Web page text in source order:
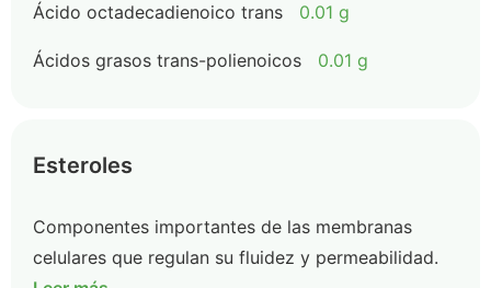
Ácido octadecadienoico trans 0.01 g
Ácidos grasos trans-polienoicos 0.01 g
Esteroles
Componentes importantes de las membranas
celulares que regulan su fluidez y permeabilidad.